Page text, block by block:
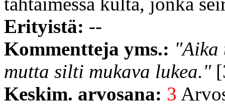
Erityistä: --
Kommentteja yms.: "Aika
mutta silti mukava lukea."
Keskim. arvosana: 3